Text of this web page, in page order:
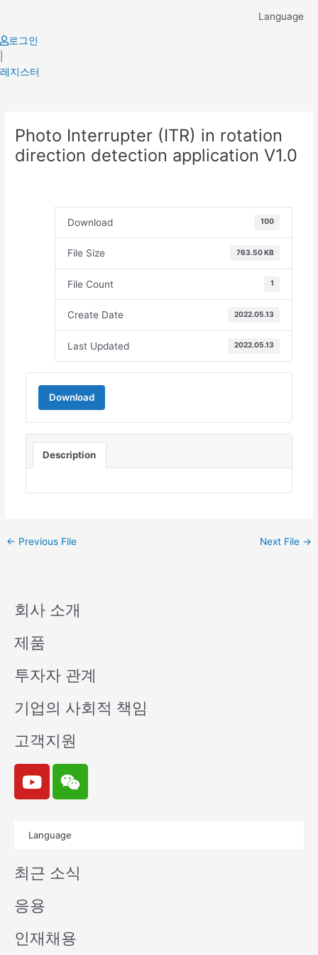
content
Language
로그인
레지스터
Photo Interrupter (ITR) in rotation
direction detection application V1.0
Download 100
File Size 763.50 KB
File Count 1
Create Date 2022.05.13
Last Updated 2022.05.13
Download
Description
navigation
← Previous File Next File →
회사 소개
제품
투자자 관계
기업의 사회적 책임
고객지원
Y
o
u
e
W
e
i
n
Language
최근 소식
응용
인재채용